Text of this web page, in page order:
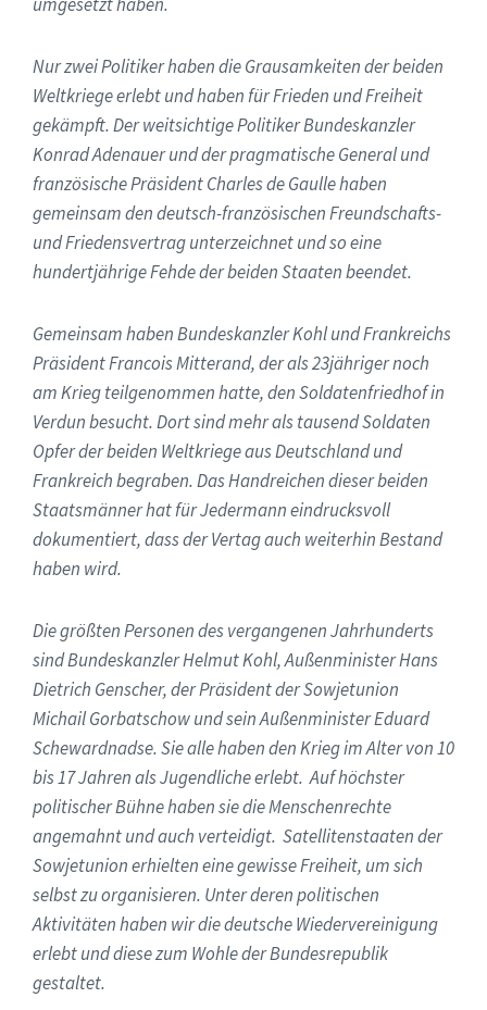
Nur zwei Politiker haben die Grausamkeiten der beiden
Weltkriege erlebt und haben für Frieden und Freiheit
gekämpft. Der weitsichtige Politiker Bundeskanzler
Konrad Adenauer und der pragmatische General und
französische Präsident Charles de Gaulle haben
gemeinsam den deutsch-französischen Freundschafts-
und Friedensvertrag unterzeichnet und so eine
hundertjährige Fehde der beiden Staaten beendet.
Gemeinsam haben Bundeskanzler Kohl und Frankreichs
Präsident Francois Mitterand, der als 23jähriger noch
am Krieg teilgenommen hatte, den Soldatenfriedhof in
Verdun besucht. Dort sind mehr als tausend Soldaten
Opfer der beiden Weltkriege aus Deutschland und
Frankreich begraben. Das Handreichen dieser beiden
Staatsmänner hat für Jedermann eindrucksvoll
dokumentiert, dass der Vertag auch weiterhin Bestand
haben wird.
Die größten Personen des vergangenen Jahrhunderts
sind Bundeskanzler Helmut Kohl, Außenminister Hans
Dietrich Genscher, der Präsident der Sowjetunion
Michail Gorbatschow und sein Außenminister Eduard
Schewardnadse. Sie alle haben den Krieg im Alter von 10
bis 17 Jahren als Jugendliche erlebt. Auf höchster
politischer Bühne haben sie die Menschenrechte
angemahnt und auch verteidigt. Satellitenstaaten der
Sowjetunion erhielten eine gewisse Freiheit, um sich
selbst zu organisieren. Unter deren politischen
Aktivitäten haben wir die deutsche Wiedervereinigung
erlebt und diese zum Wohle der Bundesrepublik
gestaltet.